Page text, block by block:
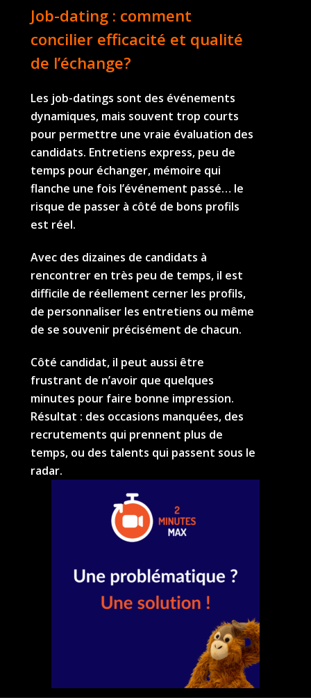
Job-dating : comment
concilier efficacité et qualité
de l’échange?
Les job-datings sont des événements
dynamiques, mais souvent trop courts
pour permettre une vraie évaluation des
candidats. Entretiens express, peu de
temps pour échanger, mémoire qui
flanche une fois l’événement passé… le
risque de passer à côté de bons profils
est réel.
Avec des dizaines de candidats à
rencontrer en très peu de temps, il est
difficile de réellement cerner les profils,
de personnaliser les entretiens ou même
de se souvenir précisément de chacun.
Côté candidat, il peut aussi être
frustrant de n’avoir que quelques
minutes pour faire bonne impression.
Résultat : des occasions manquées, des
recrutements qui prennent plus de
temps, ou des talents qui passent sous le
radar.